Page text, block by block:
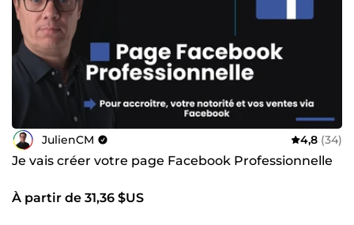
Publicités locales ciblées via Google Ads et réseaux
sociaux. 3. Des résultats concrets et mesurables Mon
approche est orientée résultats. Je vous aide à générer
plus de visites, d’appels et de contacts qualifiés grâce à
une stratégie sur mesure et adaptée à vos besoins
spécifiques. 4. Un accompagnement complet et
personnalisé Chaque entreprise est unique. Que vous
soyez un commerce, un artisan ou une PME, je crée des
solutions adaptées à votre activité pour garantir votre
succès. Ce qui fait ma différence Avec une combinaison
de compétences certifiées, une expérience solide et une
Prêt(e) à transformer votre visibilité locale ? Contactez-moi
JulienCM 4,8 (34)
Je vais créer votre page Facebook Professionnelle
À partir de 31,36 $US